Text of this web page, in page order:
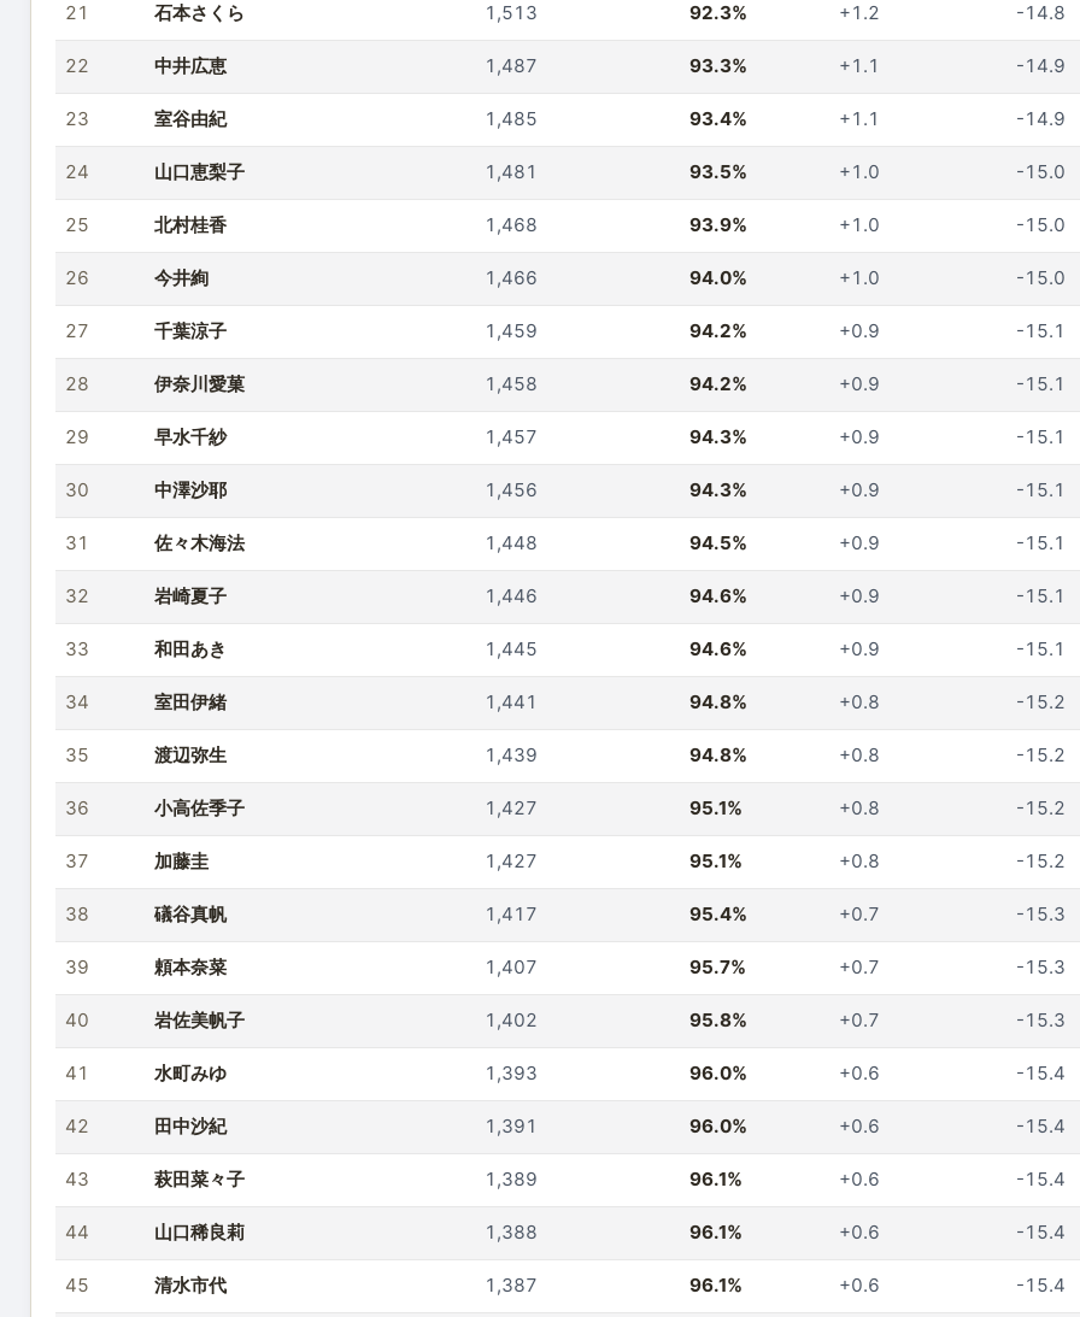
21 石本さくら 1,513 92.3% +1.2 -14.8
22 中井広恵 1,487 93.3% +1.1 -14.9
23 室谷由紀 1,485 93.4% +1.1 -14.9
24 山口恵梨子 1,481 93.5% +1.0 -15.0
25 北村桂香 1,468 93.9% +1.0 -15.0
26 今井絢 1,466 94.0% +1.0 -15.0
27 千葉涼子 1,459 94.2% +0.9 -15.1
28 伊奈川愛菓 1,458 94.2% +0.9 -15.1
29 早水千紗 1,457 94.3% +0.9 -15.1
30 中澤沙耶 1,456 94.3% +0.9 -15.1
31 佐々木海法 1,448 94.5% +0.9 -15.1
32 岩崎夏子 1,446 94.6% +0.9 -15.1
33 和田あき 1,445 94.6% +0.9 -15.1
34 室田伊緒 1,441 94.8% +0.8 -15.2
35 渡辺弥生 1,439 94.8% +0.8 -15.2
36 小高佐季子 1,427 95.1% +0.8 -15.2
37 加藤圭 1,427 95.1% +0.8 -15.2
38 礒谷真帆 1,417 95.4% +0.7 -15.3
39 頼本奈菜 1,407 95.7% +0.7 -15.3
40 岩佐美帆子 1,402 95.8% +0.7 -15.3
41 水町みゆ 1,393 96.0% +0.6 -15.4
42 田中沙紀 1,391 96.0% +0.6 -15.4
43 萩田菜々子 1,389 96.1% +0.6 -15.4
44 山口稀良莉 1,388 96.1% +0.6 -15.4
45 清水市代 1,387 96.1% +0.6 -15.4